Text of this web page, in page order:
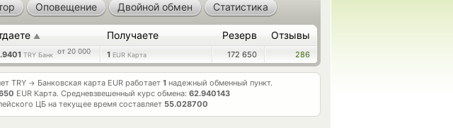
Оповещение Двойной обмен Статистика
▲ Получаете Резерв Отзывы
TRY Банк от 20 000 1 EUR Карта 172 650 286
TRY → Банковская карта EUR работает 1 надежный обменный пункт.
EUR Карта. Средневзвешенный курс обмена: 62.940143
ЦБ на текущее время составляет 55.028700